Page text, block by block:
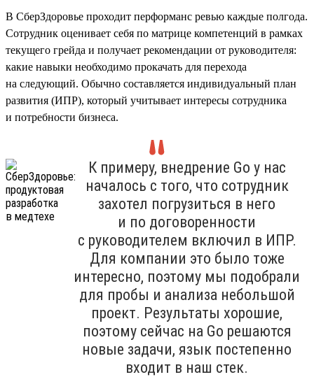
В СберЗдоровье проходит перформанс ревью каждые полгода.
Сотрудник оценивает себя по матрице компетенций в рамках
текущего грейда и получает рекомендации от руководителя:
какие навыки необходимо прокачать для перехода
на следующий. Обычно составляется индивидуальный план
развития (ИПР), который учитывает интересы сотрудника
и потребности бизнеса.
К примеру, внедрение Go у нас
началось с того, что сотрудник
захотел погрузиться в него
и по договоренности
с руководителем включил в ИПР.
Для компании это было тоже
интересно, поэтому мы подобрали
для пробы и анализа небольшой
проект. Результаты хорошие,
поэтому сейчас на Go решаются
новые задачи, язык постепенно
входит в наш стек.